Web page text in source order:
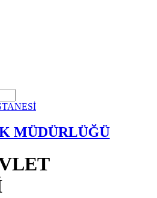
MÜDÜRLÜĞÜ